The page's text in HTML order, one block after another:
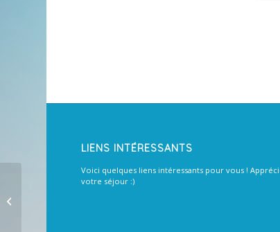
LIENS INTÉRESSANTS
Voici quelques liens intéressants pour vous !
votre séjour :)